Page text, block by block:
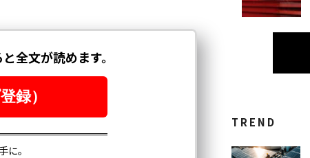
TREND